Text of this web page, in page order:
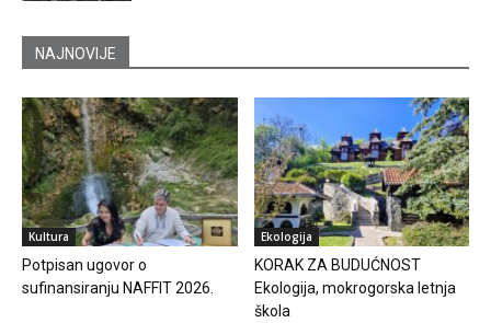
NAJNOVIJE
Kultura
Potpisan ugovor o
sufinansiranju NAFFIT 2026.
Ekologija
KORAK ZA BUDUĆNOST
Ekologija, mokrogorska letnja
škola